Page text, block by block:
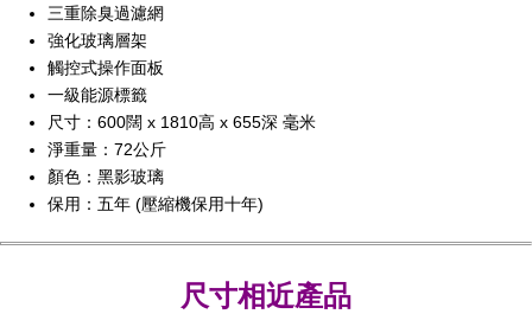
三重除臭過濾網
強化玻璃層架
觸控式操作面板
一級能源標籤
尺寸：600闊 x 1810高 x 655深 毫米
淨重量：72公斤
顏色：黑影玻璃
保用：五年 (壓縮機保用十年)
尺寸相近產品